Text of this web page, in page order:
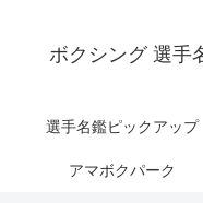
ボクシング 選
選手名鑑ピックアップ
アマボクパーク